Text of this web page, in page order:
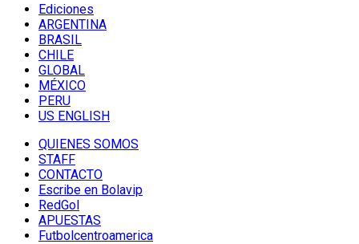
Ediciones
ARGENTINA
BRASIL
CHILE
GLOBAL
MÉXICO
PERU
US ENGLISH
QUIENES SOMOS
STAFF
CONTACTO
Escribe en Bolavip
RedGol
APUESTAS
Futbolcentroamerica